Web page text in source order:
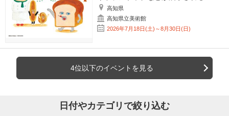
高知県
高知県立美術館
2026年7月18日(土)～8月30日(日)
4位以下のイベントを見る
日付やカテゴリで絞り込む